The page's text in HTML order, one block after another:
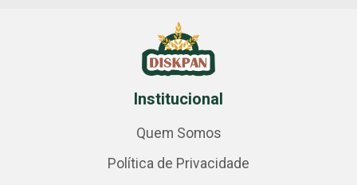
Institucional
Quem Somos
Política de Privacidade